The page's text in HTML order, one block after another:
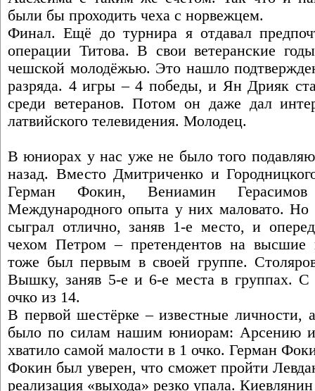
были бы проходить чеха с норвежцем.
Финал. Ещё до турнира я отдавал
операции Титова. В свои ветеранские
чешской молодёжью. Это нашло
разряда. 4 игры – 4 победы, и Ян Дрияк
среди ветеранов. Потом он даже дал
латвийского телевидения. Молодец.
В юниорах у нас уже не было того
назад. Вместо Дмитриченко и
Герман Фокин, Вениамин
Международного опыта у них маловато. Но
сыграл отлично, заняв 1-е место, и
чехом Петром – претендентов на высшие
тоже был первым в своей группе.
Вышку, заняв 5-е и 6-е места в группах. С
очко из 14.
В первой шестёрке – известные личности,
было по силам нашим юниорам: Арсению
хватило самой малости в 1 очко. Герман
Фокин был уверен, что сможет пройти
реализация «выхода» резко упала.